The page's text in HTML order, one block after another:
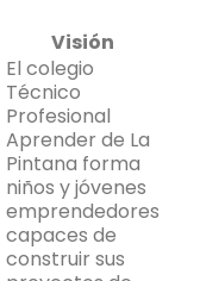
Visión
El colegio
Técnico
Profesional
Aprender de La
Pintana forma
niños y jóvenes
emprendedores
capaces de
construir sus